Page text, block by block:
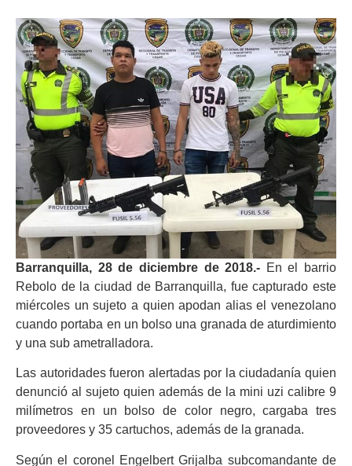
Barranquilla, 28 de diciembre de 2018.- En el barrio
Rebolo de la ciudad de Barranquilla, fue capturado este
miércoles un sujeto a quien apodan alias el venezolano
cuando portaba en un bolso una granada de aturdimiento
y una sub ametralladora.
Las autoridades fueron alertadas por la ciudadanía quien
denunció al sujeto quien además de la mini uzi calibre 9
milímetros en un bolso de color negro, cargaba tres
proveedores y 35 cartuchos, además de la granada.
Según el coronel Engelbert Grijalba subcomandante de